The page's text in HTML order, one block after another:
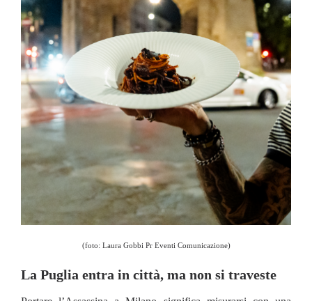
(foto: Laura Gobbi Pr Eventi Comunicazione)
La Puglia entra in città, ma non si traveste